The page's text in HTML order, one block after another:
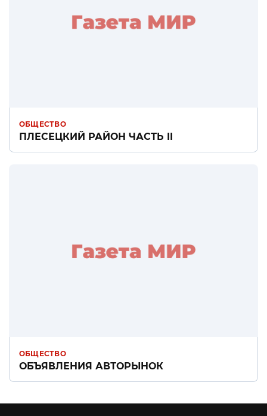
ОБЩЕСТВО
ПЛЕСЕЦКИЙ РАЙОН ЧАСТЬ II
ОБЩЕСТВО
ОБЪЯВЛЕНИЯ АВТОРЫНОК